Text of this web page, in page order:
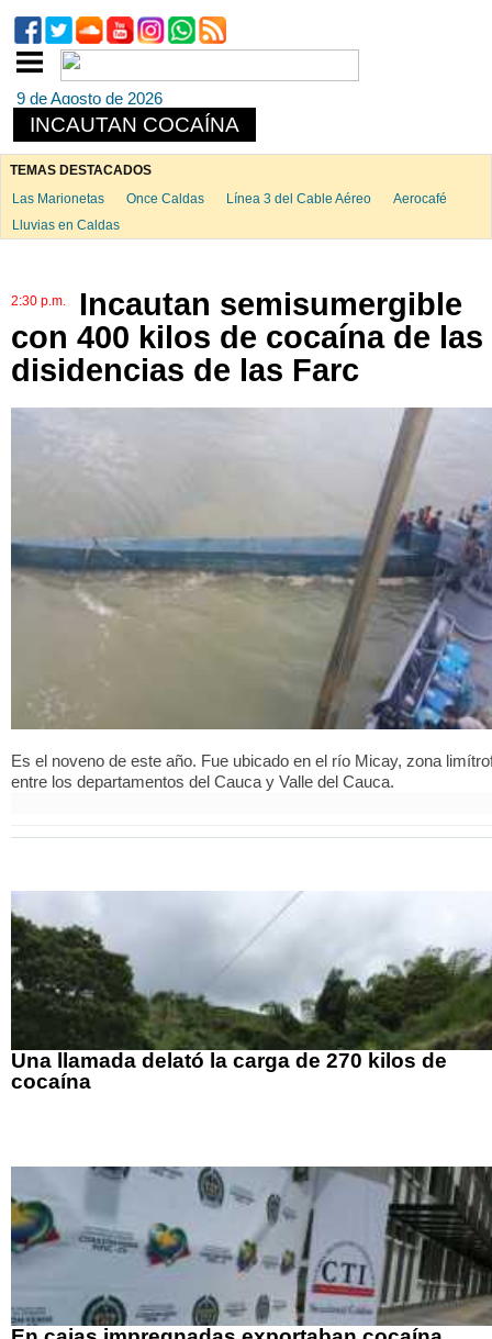
9 de Agosto de 2026
INCAUTAN COCAÍNA
TEMAS DESTACADOS
Las Marionetas
Once Caldas Línea 3 del Cable Aéreo
Aerocafé
Lluvias en Caldas
2:30 p.m.
Incautan semisumergible
con 400 kilos de cocaína de las
disidencias de las Farc
Es el noveno de este año. Fue ubicado en el río Micay, zona
entre los departamentos del Cauca y Valle del Cauca.
Una llamada delató la carga de 270 kilos de
cocaína